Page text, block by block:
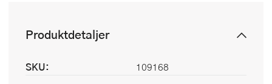
Produktdetaljer
SKU:
109168